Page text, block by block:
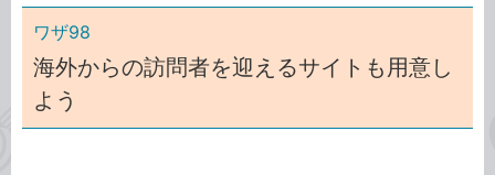
ワザ98
海外からの訪問者を迎えるサイトも用意し
よう